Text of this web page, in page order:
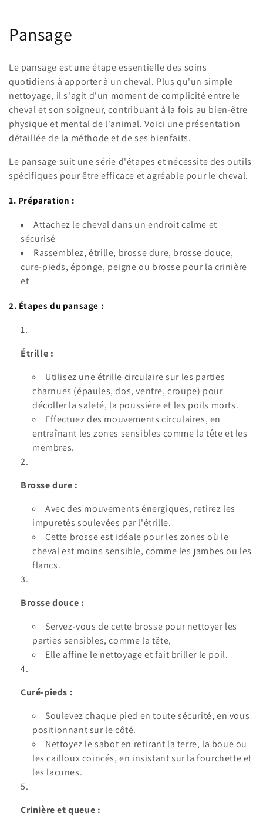
C
l
l
e
c
t
i
Pansage
Le pansage est une étape essentielle des soins
quotidiens à apporter à un cheval. Plus qu'un simple
nettoyage, il s'agit d'un moment de complicité entre le
cheval et son soigneur, contribuant à la fois au bien-être
physique et mental de l'animal. Voici une présentation
détaillée de la méthode et de ses bienfaits.
Le pansage suit une série d'étapes et nécessite des outils
spécifiques pour être efficace et agréable pour le cheval.
1. Préparation :
Attachez le cheval dans un endroit calme et
sécurisé
Rassemblez, étrille, brosse dure, brosse douce,
cure-pieds, éponge, peigne ou brosse pour la crinière
et
2. Étapes du pansage :
Étrille :
Utilisez une étrille circulaire sur les parties
charnues (épaules, dos, ventre, croupe) pour
décoller la saleté, la poussière et les poils morts.
Effectuez des mouvements circulaires, en
entraînant les zones sensibles comme la tête et les
membres.
Brosse dure :
Avec des mouvements énergiques, retirez les
impuretés soulevées par l'étrille.
Cette brosse est idéale pour les zones où le
cheval est moins sensible, comme les jambes ou les
flancs.
Brosse douce :
Servez-vous de cette brosse pour nettoyer les
parties sensibles, comme la tête,
Elle affine le nettoyage et fait briller le poil.
Curé-pieds :
Soulevez chaque pied en toute sécurité, en vous
positionnant sur le côté.
Nettoyez le sabot en retirant la terre, la boue ou
les cailloux coincés, en insistant sur la fourchette et
les lacunes.
Crinière et queue :